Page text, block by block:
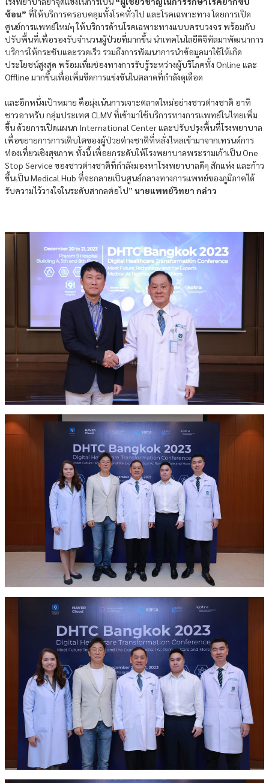
ซ้อน” ที่ให้บริการครอบคลุมทั้งโรคทั่วไป และโรคเฉพาะทาง โดยการเปิด
ศูนย์การแพทย์ใหม่ๆ ให้บริการด้านโรคเฉพาะทางแบบครบวงจร พร้อมกับ
ปรับพื้นที่เพื่อรองรับจำนวนผู้ป่วยที่มากขึ้น นำเทคโนโลยีดิจิทัลมาพัฒนาการ
บริการให้กระชับและรวดเร็ว รวมถึงการพัฒนาการนำข้อมูลมาใช้ให้เกิด
ประโยชน์สูงสุด พร้อมเพิ่มช่องทางการรับรู้ระหว่างผู้บริโภคทั้ง Online และ
Offline มากขึ้นเพื่อเพิ่มขีดการแข่งขันในตลาดที่กำลังดุเดือด
และอีกหนึ่งเป้าหมาย คือมุ่งเน้นการเจาะตลาดใหม่อย่างชาวต่างชาติ อาทิ
ชาวอาหรับ กลุ่มประเทศ CLMV ที่เข้ามาใช้บริการทางการแพทย์ในไทยเพิ่ม
ขึ้น ด้วยการเปิดแผนก International Center และปรับปรุงพื้นที่โรงพยาบาล
เพื่อขยายการการเติบโตของผู้ป่วยต่างชาติที่หลั่งไหลเข้ามาจากเทรนด์การ
ท่องเที่ยวเชิงสุขภาพ ทั้งนี้ เพื่อยกระดับให้โรงพยาบาลพระรามเก้าเป็น One
Stop Service ของชาวต่างชาติที่กำลังมองหาโรงพยาบาลดีๆ สักแห่ง และก้าว
ขึ้นเป็น Medical Hub ที่จะกลายเป็นศูนย์กลางทางการแพทย์ของภูมิภาคได้
รับความไว้วางใจในระดับสากลต่อไป” นายแพทย์วิทยา กล่าว